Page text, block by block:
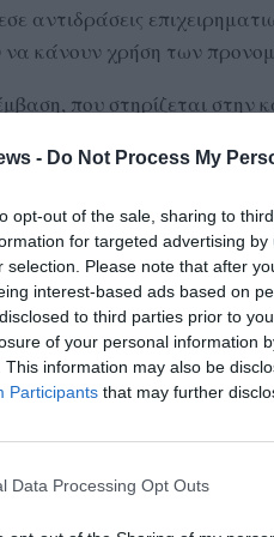
- Do Not Process My
opt-out of the sale, sharing to
for targeted advertising
selection. Please note that after
interest-based ads based on
to third parties prior to
of your personal information
This information may also be
Participants that may further
Data Processing Opt Outs
αντιδράσεις
να κάνουν χρήση των
που στηρίζεται στην
έδωσε ανάσα σε
επίκληση της
δικαστικής απόφασης.
διάταξη που
οικοδομικές άδειες που
Διοίκηση έως τη
οικοδομικών αδειών
χώρα από την 11 η
ο ΝΟΚ που κρίθηκε